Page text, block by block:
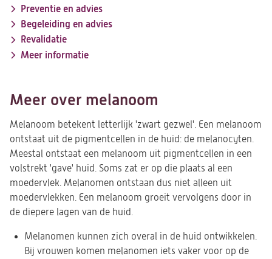
Preventie en advies
Begeleiding en advies
Revalidatie
Meer informatie
Meer over melanoom
Melanoom betekent letterlijk 'zwart gezwel'. Een melanoom
ontstaat uit de pigmentcellen in de huid: de melanocyten.
Meestal ontstaat een melanoom uit pigmentcellen in een
volstrekt 'gave' huid. Soms zat er op die plaats al een
moedervlek. Melanomen ontstaan dus niet alleen uit
moedervlekken. Een melanoom groeit vervolgens door in
de diepere lagen van de huid.
Melanomen kunnen zich overal in de huid ontwikkelen.
Bij vrouwen komen melanomen iets vaker voor op de